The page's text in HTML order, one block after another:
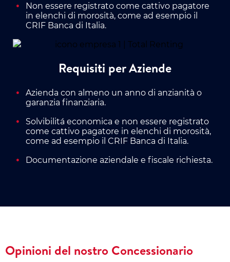
Non essere registrato come cattivo pagatore
in elenchi di morosità, come ad esempio il
CRIF Banca di Italia.
Requisiti per Aziende
Azienda con almeno un anno di anzianità o
garanzia finanziaria.
Solvibilitá economica e non essere registrato
come cattivo pagatore in elenchi di morosità,
come ad esempio il CRIF Banca di Italia.
Documentazione aziendale e fiscale richiesta.
Opinioni del nostro Concessionario